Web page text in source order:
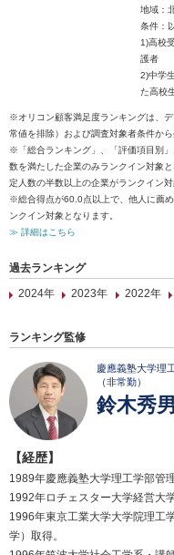
地域：
条件：
1)高校
護者
2)中学
た高校
※オリコン顧客満足度ランキングは、
常値を排除）および調査対象者条件か
※「総合ランキング」、「評価項目別
数を満たした企業のみランクイン対象
定人数の半数以上の企業がランクイン対
※総合得点が60.0点以上で、他人に薦
ンクイン対象となります。
≫ 詳細はこちら
過去ランキング
2024年
2023年 2022年
ランキング監修
慶應義塾大学理
（非常勤）
鈴木秀男
【経歴】
1989年慶應義塾大学理工学部管
1992年ロチェスター大学経営大
1996年東京工業大学大学院理工
学）取得。